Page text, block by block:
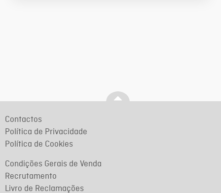
Contactos
Política de Privacidade
Política de Cookies
Condições Gerais de Venda
Recrutamento
Livro de Reclamações